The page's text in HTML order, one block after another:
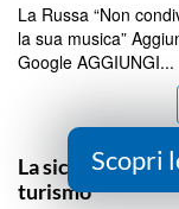
La Russa “Non
la sua musica”
Google AGGIUNGI...
ITALPRESS
La siccità
turismo
Scopri